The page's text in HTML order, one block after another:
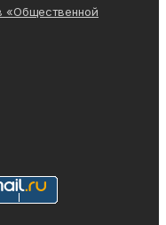
«Общественной